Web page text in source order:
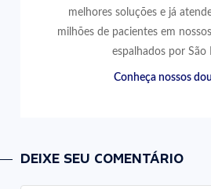
melhores soluções e já
milhões de pacientes em
espalhados por São
Conheça nossos
DEIXE SEU COMENTÁRIO